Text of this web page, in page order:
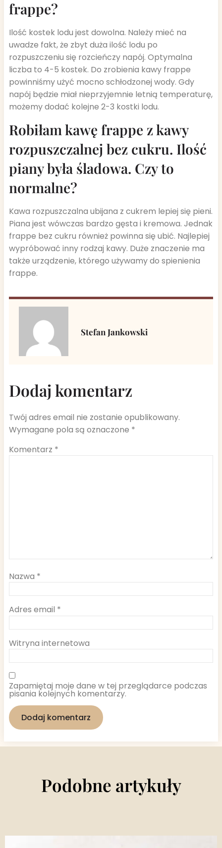
frappe?
Ilość kostek lodu jest dowolna. Należy mieć na
uwadze fakt, że zbyt duża ilość lodu po
rozpuszczeniu się rozcieńczy napój. Optymalna
liczba to 4-5 kostek. Do zrobienia kawy frappe
powinniśmy użyć mocno schłodzonej wody. Gdy
napój będzie miał nieprzyjemnie letnią temperaturę,
możemy dodać kolejne 2-3 kostki lodu.
Robiłam kawę frappe z kawy
rozpuszczalnej bez cukru. Ilość
piany była śladowa. Czy to
normalne?
Kawa rozpuszczalna ubijana z cukrem lepiej się pieni.
Piana jest wówczas bardzo gęsta i kremowa. Jednak
frappe bez cukru również powinna się ubić. Najlepiej
wypróbować inny rodzaj kawy. Duże znaczenie ma
także urządzenie, którego używamy do spienienia
frappe.
Stefan Jankowski
Dodaj komentarz
Twój adres email nie zostanie opublikowany.
Wymagane pola są oznaczone *
Komentarz *
Nazwa *
Adres email *
Witryna internetowa
Zapamiętaj moje dane w tej przeglądarce podczas
pisania kolejnych komentarzy.
Podobne artykuły